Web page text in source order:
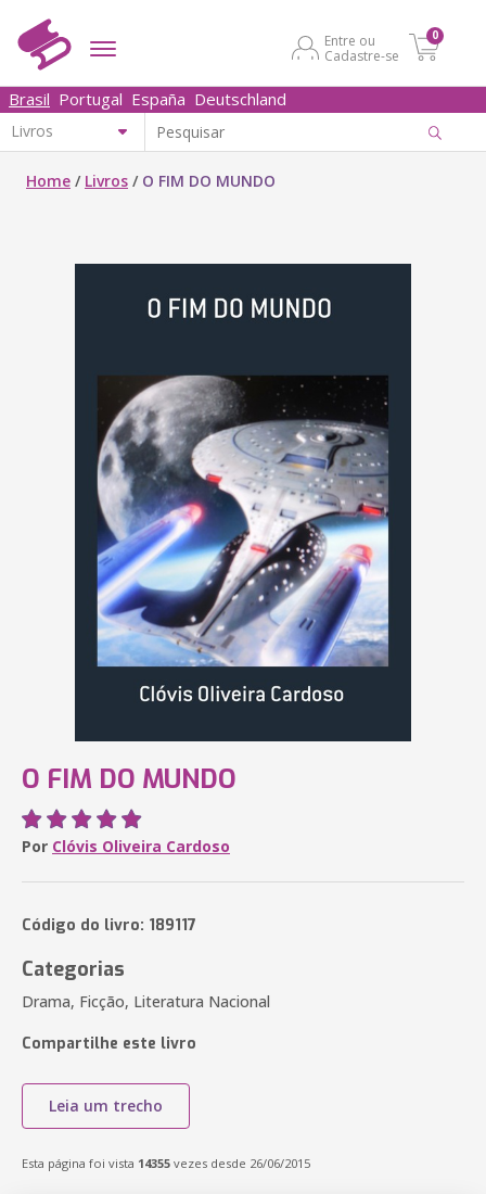
Entre ou
Cadastre-se
0
Brasil Portugal España Deutschland
Home / Livros / O FIM DO MUNDO
O FIM DO MUNDO
Por Clóvis Oliveira Cardoso
Código do livro: 189117
Categorias
Drama, Ficção, Literatura Nacional
Compartilhe este livro
Leia um trecho
Esta página foi vista 14355 vezes desde 26/06/2015